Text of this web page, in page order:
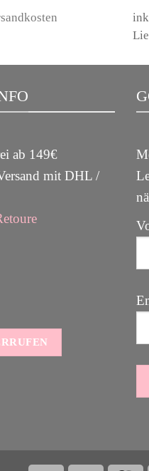
119,00 €49,00 €.
ab 149€
mit DHL /